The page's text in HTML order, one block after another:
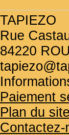
TAPIEZO
Rue
84220
Paiement
Plan du site
Contactez-